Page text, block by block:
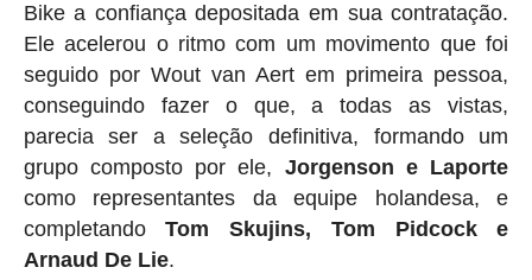
Bike a confiança depositada em sua contratação.
Ele acelerou o ritmo com um movimento que foi
seguido por Wout van Aert em primeira pessoa,
conseguindo fazer o que, a todas as vistas,
parecia ser a seleção definitiva, formando um
grupo composto por ele, Jorgenson e Laporte
como representantes da equipe holandesa, e
completandoTom Skujins, Tom Pidcock e
Arnaud De Lie.